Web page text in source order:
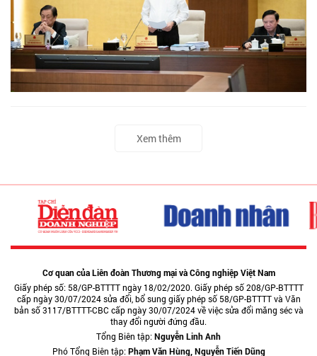
Xem thêm
Cơ quan của Liên đoàn Thương mại và Công nghiệp Việt Nam
Giấy phép số: 58/GP-BTTTT ngày 18/02/2020. Giấy phép số 208/GP-BTTTT
cấp ngày 30/07/2024 sửa đổi, bổ sung giấy phép số 58/GP-BTTTT và Văn
bản số 3117/BTTTT-CBC cấp ngày 30/07/2024 về việc sửa đổi măng séc và
thay đổi người đứng đầu.
Tổng Biên tập:Nguyễn Linh Anh
Phó Tổng Biên tập:Phạm Văn Hùng, Nguyễn Tiến Dũng